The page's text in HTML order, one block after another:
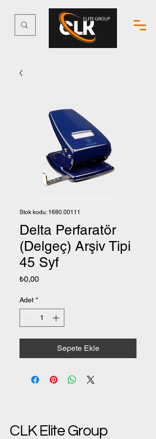
Stok kodu: 1680.00111
Delta Perfaratör
(Delgeç) Arşiv Tipi
45 Syf
₺0,00Fiyat
Adet *
Sepete Ekle
CLK Elite Group